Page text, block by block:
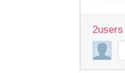
2users